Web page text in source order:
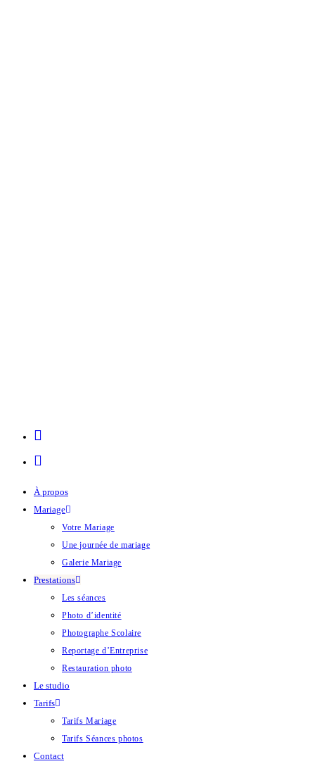
À propos
Mariage
Votre Mariage
Une journée de mariage
Galerie Mariage
Prestations
Les séances
Photo d’identité
Photographe Scolaire
Reportage d’Entreprise
Restauration photo
Le studio
Tarifs
Tarifs Mariage
Tarifs Séances photos
Contact